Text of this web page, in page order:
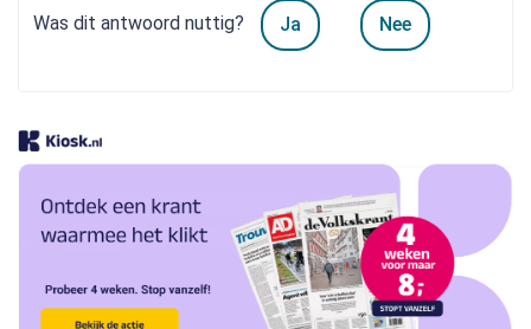
Was dit antwoord nuttig? Ja Nee